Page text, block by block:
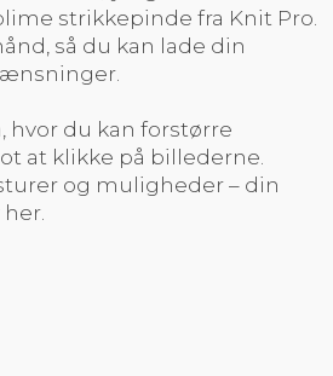
strikkepinde fra Knit Pro.
så du kan lade din
hvor du kan forstørre
at klikke på billederne.
og muligheder – din